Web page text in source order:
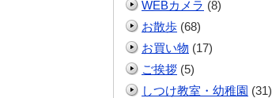
WEBカメラ (8)
お散歩 (68)
お買い物 (17)
ご挨拶 (5)
しつけ教室・幼稚園 (31)